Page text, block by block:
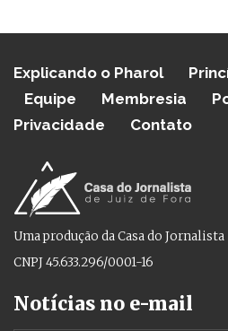
Explicando o Pharol
Equipe
Membresia
Privacidade
Contato
Uma produção da Casa do Jornalista
CNPJ 45.633.296/0001-16
Notícias no e-mail